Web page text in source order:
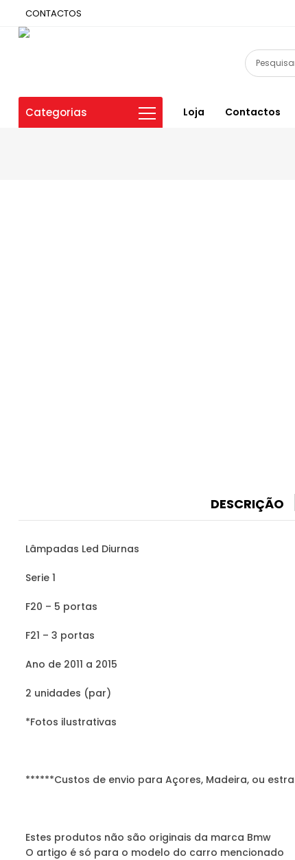
CONTACTOS
Categorias Loja Contactos
DESCRIÇÃO
Lâmpadas Led Diurnas
Serie 1
F20 – 5 portas
F21 – 3 portas
Ano de 2011 a 2015
2 unidades (par)
*Fotos ilustrativas
******Custos de envio para Açores, Madeira, ou
Estes produtos não são originais da marca Bmw
O artigo é só para o modelo do carro mencionado